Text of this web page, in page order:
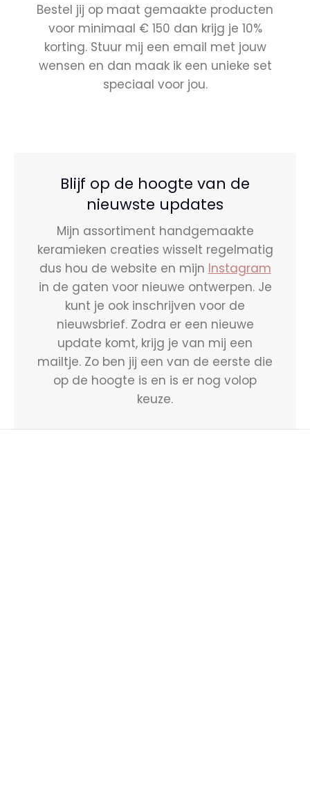
Bestel jij op maat gemaakte producten
voor minimaal € 150 dan krijg je 10%
korting. Stuur mij een email met jouw
wensen en dan maak ik een unieke set
speciaal voor jou.
Blijf op de hoogte van de
nieuwste updates
Mijn assortiment handgemaakte
keramieken creaties wisselt regelmatig
dus hou de website en mijn Instagram
in de gaten voor nieuwe ontwerpen. Je
kunt je ook inschrijven voor de
nieuwsbrief. Zodra er een nieuwe
update komt, krijg je van mij een
mailtje. Zo ben jij een van de eerste die
op de hoogte is en is er nog volop
keuze.